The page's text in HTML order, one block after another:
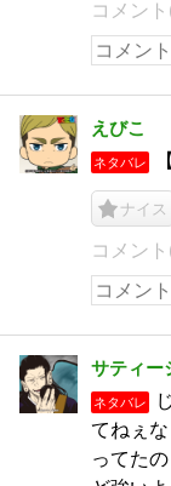
コメン
えびこ
ネタバレ
ナイス
コメン
サティー
ネタバレ
てねぇ
ってた